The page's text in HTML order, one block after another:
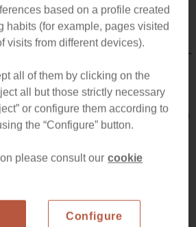
louer votre bien ?
une agence de référence dans la
reconnue pour son professionnalisme, sa
de son service. Les propriétaires qui
d’une gestion claire des
compétitive. De plus, nombre de
année, ce qui témoigne de la
à notre façon de travailler.
rejoindre la communauté You
based on a profile created
habits (for example, pages visited
visits from different devices).
all of them by clicking on the
all but those strictly necessary
or configure them according to
the “Configure” button.
please consult our cookie
Configure